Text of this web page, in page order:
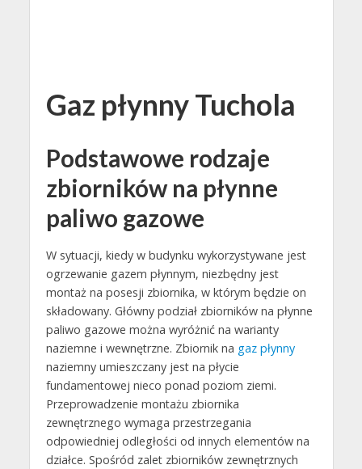
Gaz płynny Tuchola
Podstawowe rodzaje
zbiorników na płynne
paliwo gazowe
W sytuacji, kiedy w budynku wykorzystywane jest
ogrzewanie gazem płynnym, niezbędny jest
montaż na posesji zbiornika, w którym będzie on
składowany. Główny podział zbiorników na płynne
paliwo gazowe można wyróżnić na warianty
naziemne i wewnętrzne. Zbiornik na gaz płynny
naziemny umieszczany jest na płycie
fundamentowej nieco ponad poziom ziemi.
Przeprowadzenie montażu zbiornika
zewnętrznego wymaga przestrzegania
odpowiedniej odległości od innych elementów na
działce. Spośród zalet zbiorników zewnętrznych